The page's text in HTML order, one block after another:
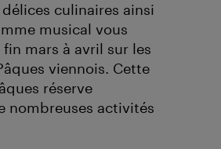
culinaires ainsi
musical vous
mars à avril sur les
viennois. Cette
réserve
nombreuses activités